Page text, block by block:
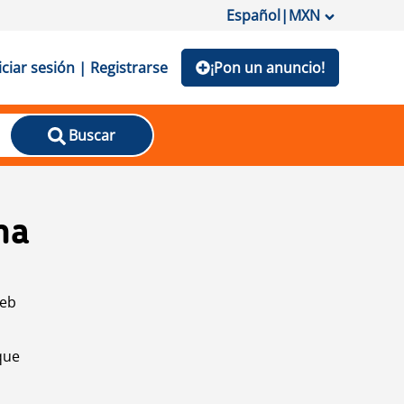
Español|MXN
sesión | Registrarse ¡Pon un anuncio!
Buscar